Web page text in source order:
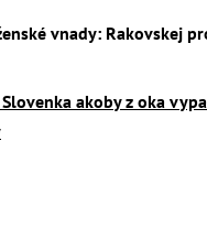
vnady: Rakovskej
akoby z oka